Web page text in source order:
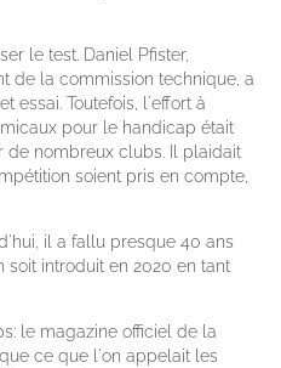
le test. Daniel Pfister,
de la commission technique, a
essai. Toutefois, l'effort à
pour le handicap était
de nombreux clubs. Il plaidait
soient pris en compte,
il a fallu presque 40 ans
introduit en 2020 en tant
le magazine officiel de la
ce que l'on appelait les